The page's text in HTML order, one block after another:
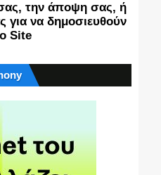
την άποψη σας, ή
για να δημοσιευθούν
Site